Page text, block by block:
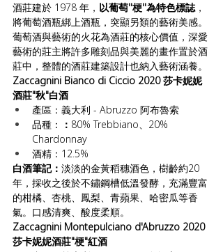
酒莊建於 1978 年， 以葡萄''梗''為特色標誌，
將葡萄酒瓶綁上酒瓶，突顯另類的藝術美感。
葡萄酒與藝術的火花為酒莊的核心價值，深愛
藝術的莊主將許多雕刻品與美麗的畫作置於酒
莊中，整體的酒莊建築設計也納入藝術涵養。
Zaccagnini Bianco di Ciccio 2020 莎卡妮妮
酒莊"秋"白酒
產區：義大利 - Abruzzo 阿布魯索
品種：
： 80% Trebbiano、20%
Chardonnay
酒精：12.5%
白酒筆記： 淡淡的金黃稻穗酒色，樹齡約20
年，採收之後於不鏽鋼槽低溫發酵，充滿豐富
的柑橘、杏桃、鳳梨、青蘋果、哈密瓜等香
氣。口感清爽、酸度柔順。
Zaccagnini Montepulciano d'Abruzzo 2020
莎卡妮妮酒莊"梗"紅酒